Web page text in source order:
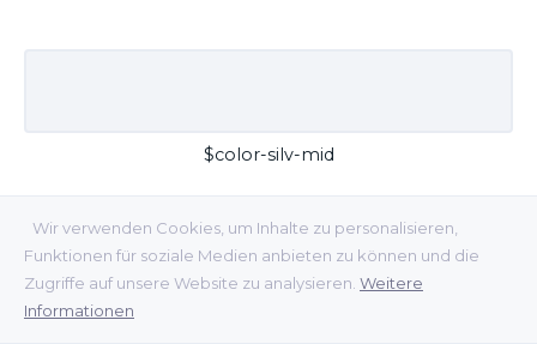
Wir verwenden Cookies, um Inhalte zu personalisieren,
Funktionen für soziale Medien anbieten zu können und die
Zugriffe auf unsere Website zu analysieren. Weitere
Informationen
$color-silv-mid